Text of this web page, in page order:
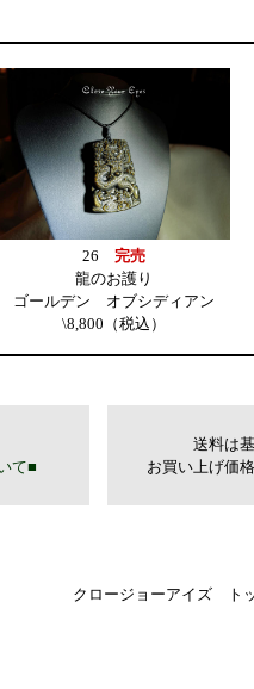
26 完売
龍のお護り
ゴールデン オブシディアン
\8,800（税込）
クロージョーアイズ ト